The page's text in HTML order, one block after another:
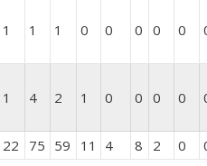
1 1 1 0 0 0 0 0
1 4 2 1 0 0 0 0
22 75 59 11 4 8 2 0